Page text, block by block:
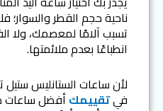
ناحية حجم القطر والسوار؛
تسبب آلامًا لمعصمك، ولا
انطباعًا بعدم ملائمتها.
لأن ساعات الستانليس ستيل
فيتقييمك أفضل ساعات